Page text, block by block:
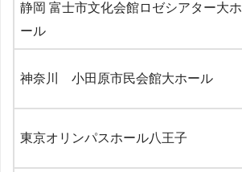
静岡 富士市文化会館ロゼシアター大ホ
ール
神奈川 小田原市民会館大ホール
東京オリンパスホール八王子